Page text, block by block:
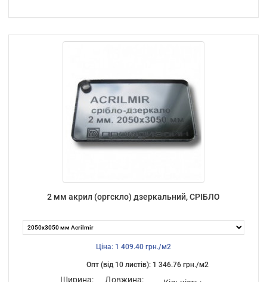
2 мм акрил (оргскло) дзеркальний, СРІБЛО
Ціна: 1 409.40 грн./м2
Опт (від 10 листiв): 1 346.76 грн./м2
Ширина: Довжина: